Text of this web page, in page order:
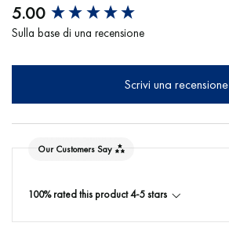
5.00
Sulla base di una recensione
Scrivi una recensione
Our Customers Say
100% rated this product 4-5 stars
New content loaded